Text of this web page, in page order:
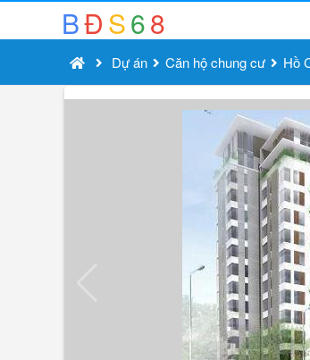
BĐS68
Dự án Căn hộ chung cư Hồ